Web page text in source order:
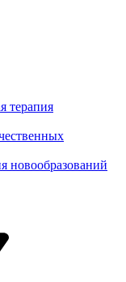
терапия
новообразований